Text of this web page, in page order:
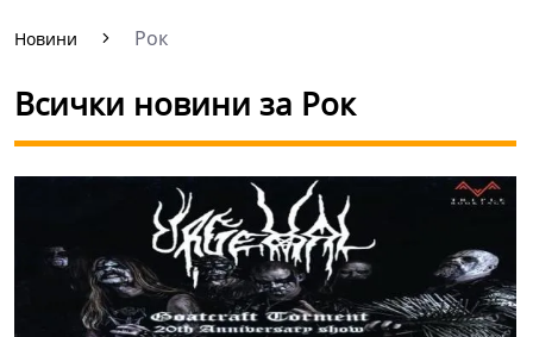
Новини Рок
Всички новини за Рок